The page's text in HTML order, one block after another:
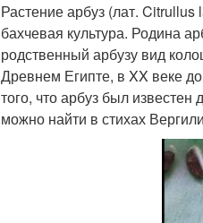
Растение арбуз (лат.
бахчевая культура. Родина
родственный арбузу вид
Древнем Египте, в XX веке
того, что арбуз был
можно найти в стихах